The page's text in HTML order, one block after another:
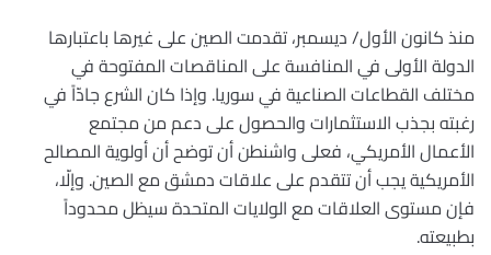
منذ كانون الأول/ ديسمبر، تقدمت الصين على غيرها باعتبارها
الدولة الأولى في المنافسة على المناقصات المفتوحة في
مختلف القطاعات الصناعية في سوريا. وإذا كان الشرع جادّاً في
رغبته بجذب الاستثمارات والحصول على دعم من مجتمع
الأعمال الأمريكي، فعلى واشنطن أن توضح أن أولوية المصالح
الأمريكية يجب أن تتقدم على علاقات دمشق مع الصين. وإلّا،
فإن مستوى العلاقات مع الولايات المتحدة سيظل محدوداً
بطبيعته.